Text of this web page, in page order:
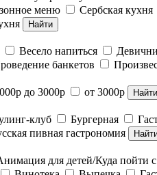
меню Сербская кухня
Найти
Весело напиться
банкетов
до 3000р от 3000р Найти
клуб Бургерная
пивная гастрономия
для детей/Куда пойти